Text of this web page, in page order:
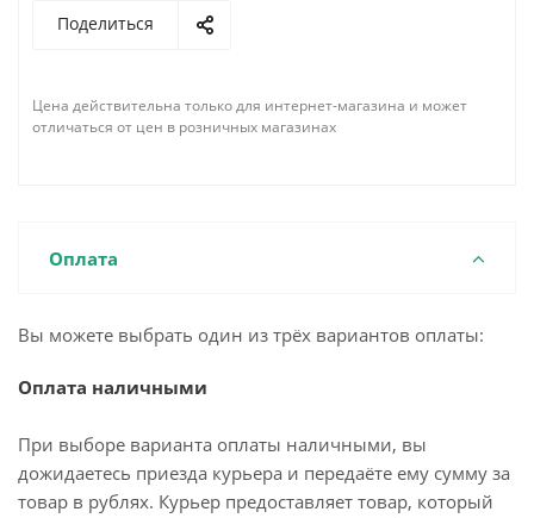
Поделиться
Цена действительна только для интернет-магазина и может
отличаться от цен в розничных магазинах
Оплата
Вы можете выбрать один из трёх вариантов оплаты:
Оплата наличными
При выборе варианта оплаты наличными, вы
дожидаетесь приезда курьера и передаёте ему сумму за
товар в рублях. Курьер предоставляет товар, который